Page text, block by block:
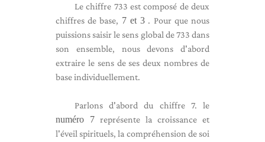
Le chiffre 733 est composé de deux
chiffres de base, 7 et 3 . Pour que nous
puissions saisir le sens global de 733 dans
son ensemble, nous devons d'abord
extraire le sens de ses deux nombres de
base individuellement.
Parlons d'abord du chiffre 7. le
numéro 7 représente la croissance et
l'éveil spirituels, la compréhension de soi